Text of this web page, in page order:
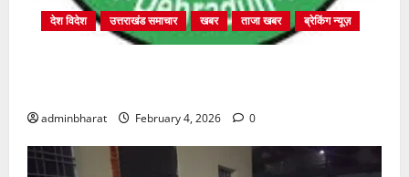
देश विदेश उत्तराखंड समाचार खबर ताजा खबर ब्रेकिंग न्यूज़
adminbharat February 4, 2026 0